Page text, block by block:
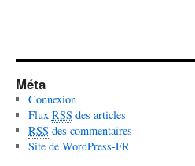
Méta
Connexion
Flux RSS des articles
RSS des commentaires
Site de WordPress-FR